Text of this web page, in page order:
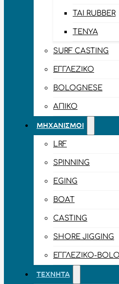
TAI RUBBER
TENYA
SURF CASTING
ΕΓΓΛΈΖΙΚΟ
BOLOGNESE
ΑΠΊΚΟ
ΜΗΧΑΝΙΣΜΟΊ
LRF
SPINNING
EGING
BOAT
CASTING
SHORE JIGGING
ΕΓΓΛΈΖΙΚΟ-
ΤΕΧΝΗΤΆ